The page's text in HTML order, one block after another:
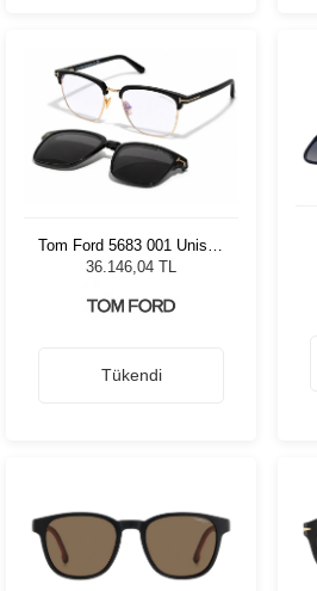
Tom Ford 5683 001 Unisex
Klipsli Güneş Gözlüğü
36.146,04 TL
Tükendi